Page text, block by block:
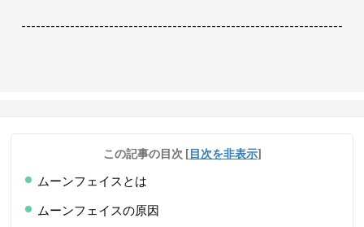
------------------------------------------------------------------
この記事の目次 [目次を非表示]
ムーンフェイスとは
ムーンフェイスの原因